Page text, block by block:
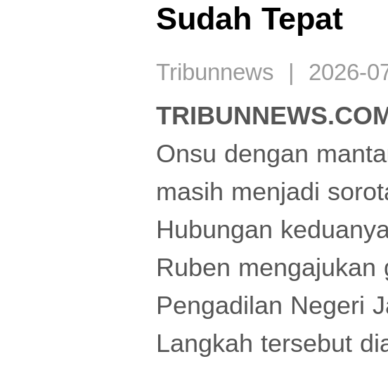
Sudah Tepat
Tribunnews | 2026-
Onsu dengan
masih menjadi
Hubungan
Ruben
Pengadilan Negeri
Langkah tersebut